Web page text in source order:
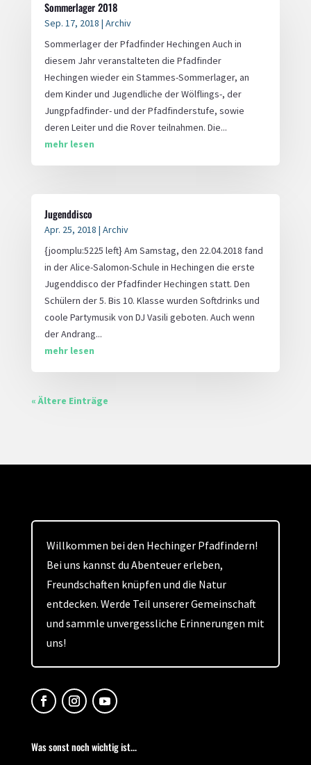
Sommerlager 2018
Sep. 17, 2018 | Archiv
Sommerlager der Pfadfinder Hechingen Auch in
diesem Jahr veranstalteten die Pfadfinder
Hechingen wieder ein Stammes-Sommerlager, an
dem Kinder und Jugendliche der Wölflings-, der
Jungpfadfinder- und der Pfadfinderstufe, sowie
deren Leiter und die Rover teilnahmen. Die...
mehr lesen
Jugenddisco
Apr. 25, 2018 | Archiv
{joomplu:5225 left} Am Samstag, den 22.04.2018 fand
in der Alice-Salomon-Schule in Hechingen die erste
Jugenddisco der Pfadfinder Hechingen statt. Den
Schülern der 5. Bis 10. Klasse wurden Softdrinks und
coole Partymusik von DJ Vasili geboten. Auch wenn
der Andrang...
mehr lesen
« Ältere Einträge
Willkommen bei den Hechinger Pfadfindern!
Bei uns kannst du Abenteuer erleben,
Freundschaften knüpfen und die Natur
entdecken. Werde Teil unserer Gemeinschaft
und sammle unvergessliche Erinnerungen mit
uns!
Was sonst noch wichtig ist...